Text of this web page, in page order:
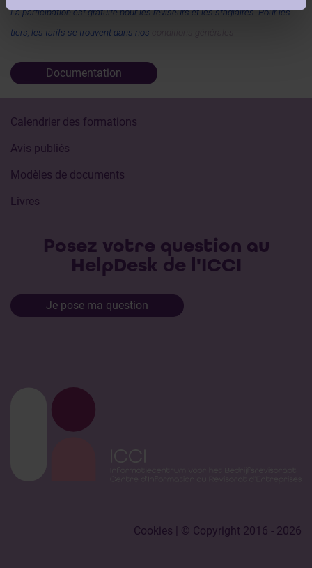
La participation est gratuite pour les réviseurs et les stagiaires. Pour les
tiers, les tarifs se trouvent dans nos
Documentation
Calendrier des formations
Avis publiés
Modèles de documents
Livres
Posez votre question au
HelpDesk de l'ICCI
Je pose ma question
Cookies | © Copyright 2016 - 2026